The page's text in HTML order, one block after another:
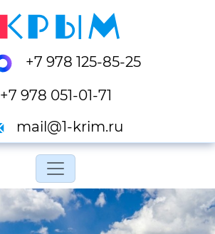
+7 978 125-85-25
+7 978 051-01-71
mail@1-krim.ru
Переключить